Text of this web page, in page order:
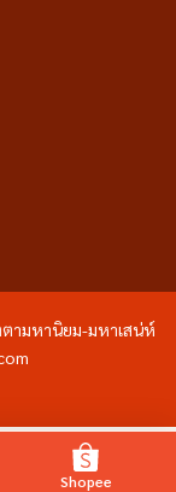
ตามหานิยม-มหาเสน่ห์
Shopee